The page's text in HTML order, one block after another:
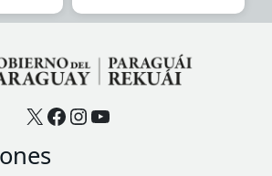
X Facebook
Instagram
YouTube